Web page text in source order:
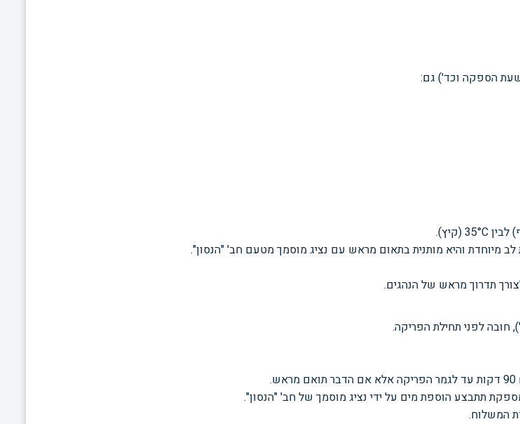
שעת הספקה וכד') גם:
לבין 35°C
(קיץ).
מיוחדת והיא מותנית בתאום מראש עם נציג מוסמך מטעם חב' "הנסון".
תדרוךמראש של הנהגים.
חובה לפניתחילת הפריקה.
דקותעד לגמר הפריקה אלא אם הדבר תואם מראש.
תתבצע הוספת מים על ידי נציג מוסמך של חב' "הנסון".
המשלוח.